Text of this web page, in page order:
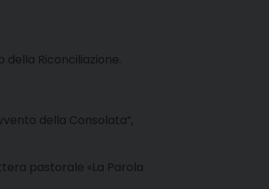
Riconciliazione.
della Consolata”,
pastorale «La Parola